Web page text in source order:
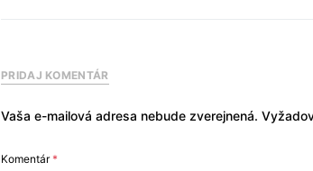
PRIDAJ KOMENTÁR
Vaša e-mailová adresa nebude zverejnená.
Komentár*